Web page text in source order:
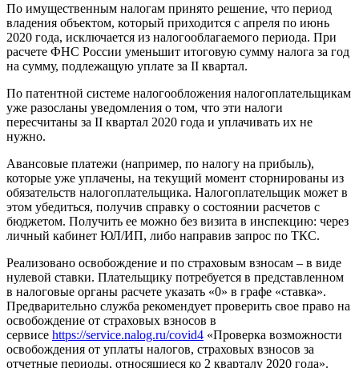
По имущественным налогам принято решение, что период
владения объектом, который приходится с апреля по июнь
2020 года, исключается из налогооблагаемого периода. При
расчете ФНС России уменьшит итоговую сумму налога за год
на сумму, подлежащую уплате за II квартал.
По патентной системе налогообложения налогоплательщикам
уже разосланы уведомления о том, что эти налоги
пересчитаны за II квартал 2020 года и уплачивать их не
нужно.
Авансовые платежи (например, по налогу на прибыль),
которые уже уплачены, на текущий момент сторнированы из
обязательств налогоплательщика. Налогоплательщик может в
этом убедиться, получив справку о состоянии расчетов с
бюджетом. Получить ее можно без визита в инспекцию: через
личный кабинет ЮЛ/ИП, либо направив запрос по ТКС.
Реализовано освобождение и по страховым взносам – в виде
нулевой ставки. Плательщику потребуется в представленном
в налоговые органы расчете указать «0» в графе «ставка».
Предварительно служба рекомендует проверить свое право на
освобождение от страховых взносов в
сервисе https://service.nalog.ru/covid4 «Проверка возможности
освобождения от уплаты налогов, страховых взносов за
отчетные периоды, относящиеся ко 2 кварталу 2020 года».